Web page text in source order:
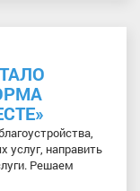
услуг, направить
Решаем